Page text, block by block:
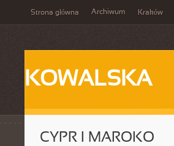
Strona główna Archiwum Kraków
KOWALSKA
CYPR I MAROKO